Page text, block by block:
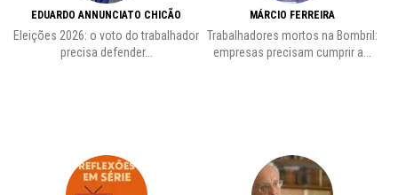
EDUARDO ANNUNCIATO CHICÃO
Eleições 2026: o voto do trabalhador
precisa defender...
MÁRCIO FERREIRA
Trabalhadores mortos na Bombril:
empresas precisam cumprir a...